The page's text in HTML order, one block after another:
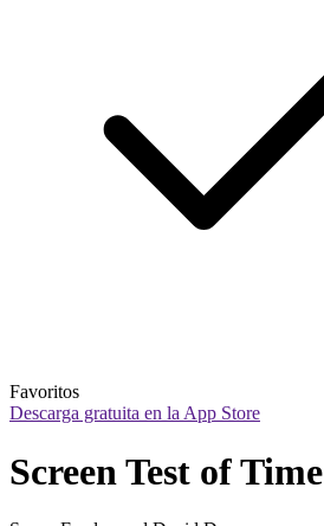
Favoritos
Descarga gratuita en la App Store
Screen Test of Time